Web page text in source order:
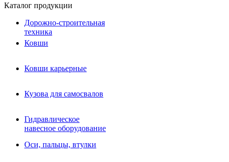
Гидравлическое навесное
оборудование
Гидробуры и шнеки
Вибротрамбовки
Навесные дорожные фрезы
Каталог продукции
Дорожно-строительная
техника
Ковши
Ковши карьерные
Кузова для самосвалов
Гидравлическое
навесное оборудование
Оси, пальцы, втулки